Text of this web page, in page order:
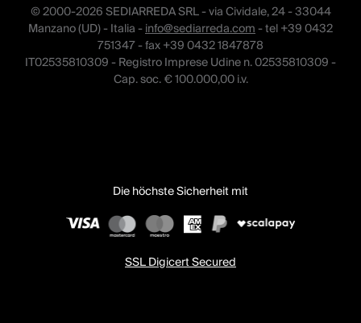
© 2000-2026 SEDIARREDA SRL - via Cividale, 24 - 33044
Manzano (UD) - Italia -info@sediarreda.com- tel +39 0432
751347 - fax +39 0432 1847878
IT02535810309 - Registro Imprese Udine n. 02535810309 -
Cap. soc. € 100.000,00 i.v.
Die höchste Sicherheit mit
SSL Digicert Secured